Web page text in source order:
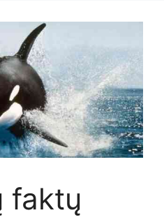
faktų